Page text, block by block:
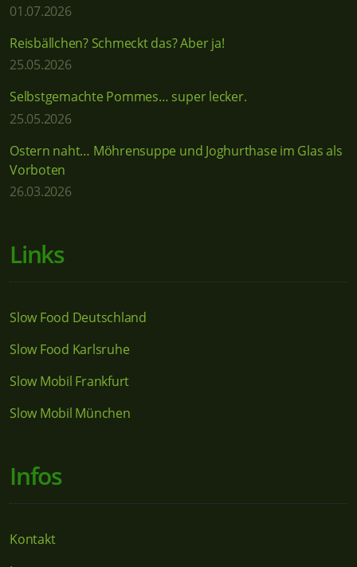
01.07.2026
Reisbällchen? Schmeckt das? Aber ja!
25.05.2026
Selbstgemachte Pommes… super lecker.
25.05.2026
Ostern naht… Möhrensuppe und Joghurthase im Glas als
Vorboten
26.03.2026
Links
Slow Food Deutschland
Slow Food Karlsruhe
Slow Mobil Frankfurt
Slow Mobil München
Infos
Kontakt